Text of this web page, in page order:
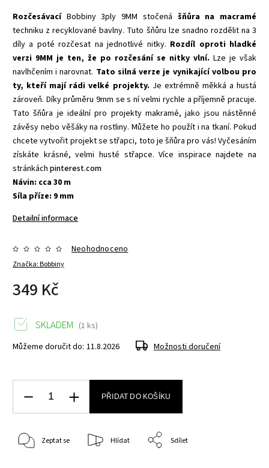
RozčesávacíBobbiny 3ply 9MM stočená šňůra na macramé
techniku z recyklované bavlny. Tuto šňůru lze snadno rozdělit na 3
díly a poté rozčesat na jednotlivé nitky. Rozdíl oproti hladké
verzi 9MM je ten, že po rozčesání se nitky vlní. Lze je však
navlhčením i narovnat. Tato silná verze je vynikající volbou pro
ty, kteří mají rádi velké projekty. Je extrémně měkká a hustá
zároveň. Díky průměru 9mm se s ní velmi rychle a příjemně pracuje.
Tato šňůra je ideální pro projekty makramé, jako jsou nástěnné
závěsy nebo věšáky na rostliny. Můžete ho použít i na tkaní. Pokud
chcete vytvořit projekt se střapci, toto je šňůra pro vás! Vyčesáním
získáte krásné, velmi husté střapce. Více inspirace najdete na
stránkách pinterest.com
Návin: cca 30 m
Síla příze: 9 mm
Detailní informace
Značka:Bobbiny
Neohodnoceno
349 Kč
SKLADEM (1 ks)
Můžeme doručit do: 11.8.2026 Možnosti doručení
PŘIDAT DO KOŠÍKU
Zeptat se Hlídat Sdílet